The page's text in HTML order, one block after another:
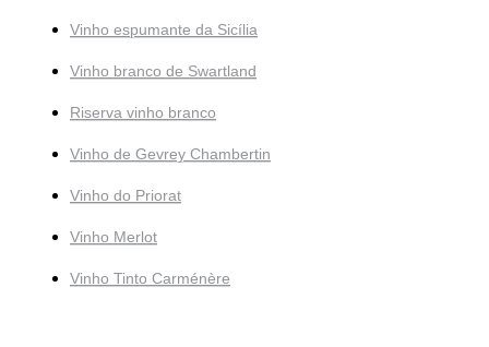
Vinho espumante da Sicília
Vinho branco de Swartland
Riserva vinho branco
Vinho de Gevrey Chambertin
Vinho do Priorat
Vinho Merlot
Vinho Tinto Carménère